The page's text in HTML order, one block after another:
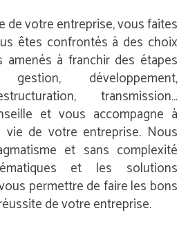
de votre entreprise, vous faites
êtes confrontés à des choix
à franchir des étapes
développement,
transmission…
et vous accompagne à
de votre entreprise. Nous
et sans complexité
et les solutions
permettre de faire les bons
de votre entreprise.